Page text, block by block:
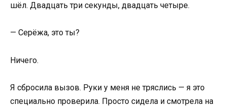
шёл. Двадцать три секунды, двадцать четыре.
— Серёжа, это ты?
Ничего.
Я сбросила вызов. Руки у меня не тряслись — я это
специально проверила. Просто сидела и смотрела на